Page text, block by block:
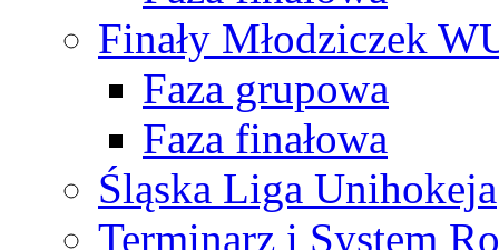
Finały Młodziczek
Faza grupowa
Faza finałowa
Śląska Liga Unihokeja
Terminarz i System